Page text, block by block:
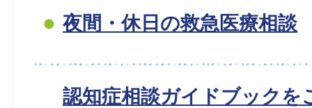
夜間・休日の救急医療相談
認知症相談ガイドブックを